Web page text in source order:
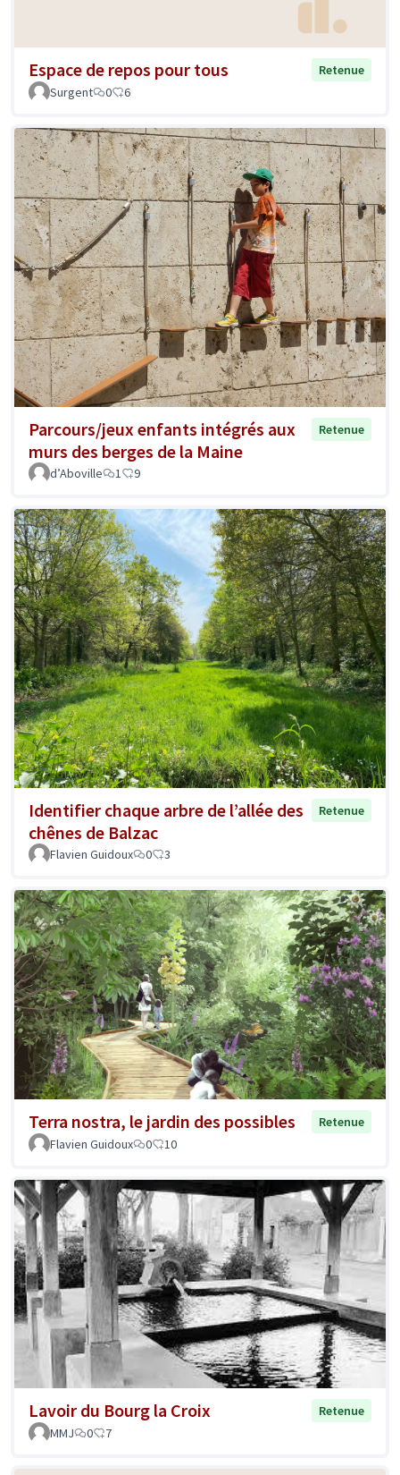
Espace de repos pour tous
Retenue
Surgent
0 6
Parcours/jeux enfants intégrés aux
murs des berges de la Maine
Retenue
d’Aboville 1 9
Identifier chaque arbre de l’allée des
chênes de Balzac
Retenue
Flavien Guidoux 0 3
Terra nostra, le jardin des possibles
Retenue
Flavien Guidoux
0 10
Lavoir du Bourg la Croix
Retenue
MMJ
0 7